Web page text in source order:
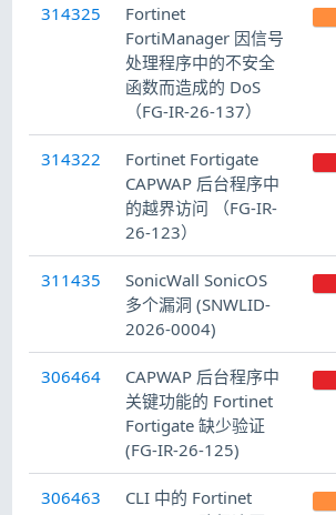
314325
Fortinet
FortiManager 因信号
处理程序中的不安全
函数而造成的 DoS
（FG-IR-26-137）
314322
Fortinet Fortigate
CAPWAP 后台程序中
的越界访问 （FG-IR-
26-123）
311435
SonicWall SonicOS
多个漏洞 (SNWLID-
2026-0004)
306464
CAPWAP 后台程序中
关键功能的 Fortinet
Fortigate 缺少验证
(FG-IR-26-125)
306463
CLI 中的 Fortinet